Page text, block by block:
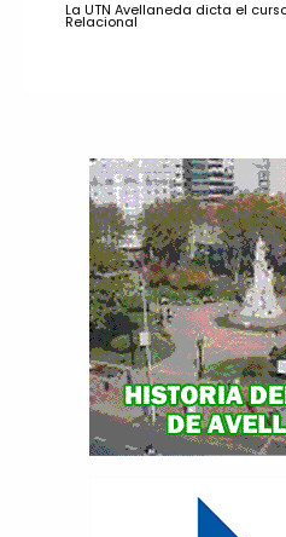
La UTN Avellaneda dicta el
Relacional